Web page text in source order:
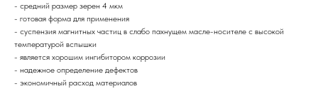
- средний размер зерен 4 мкм
- готовая форма для применения
- суспензия магнитных частиц в слабо пахнущем масле-носителе с высокой
температурой вспышки
- является хорошим ингибитором коррозии
- надежное определение дефектов
- экономичный расход материалов